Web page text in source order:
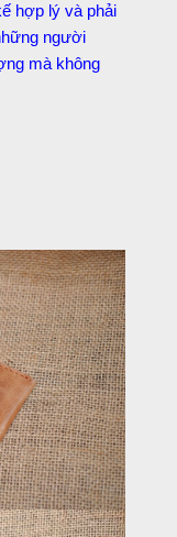
hợp lý và phải
người
mà không